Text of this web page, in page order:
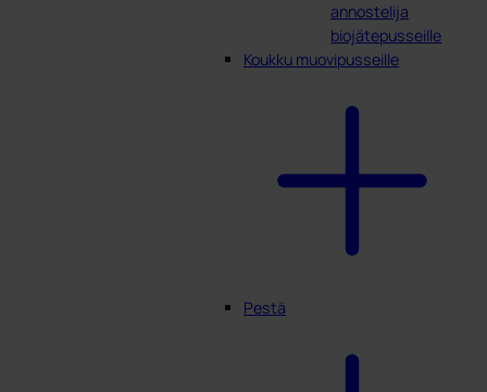
annostelija
biojätepusseille
Koukku muovipusseille
Pestä